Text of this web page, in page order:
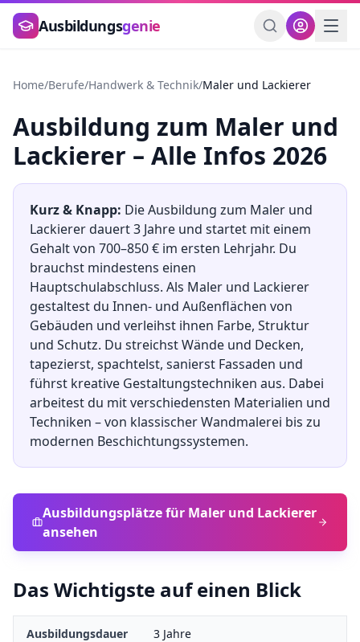
Zum Hauptinhalt springen
Ausbildungsgenie
Home/Berufe/Handwerk & Technik/Maler und Lackierer
Ausbildung zum Maler und
Lackierer – Alle Infos 2026
Kurz & Knapp: Die Ausbildung zum Maler und
Lackiererdauert3 Jahre und startet mit einem
Gehalt von 700–850€ im ersten Lehrjahr. Du
brauchst mindestens einen
Hauptschulabschluss. Als Maler und Lackierer
gestaltest du Innen- und Außenflächen von
Gebäuden und verleihst ihnen Farbe, Struktur
und Schutz. Du streichst Wände und Decken,
tapezierst, spachtelst, sanierst Fassaden und
führst kreative Gestaltungstechniken aus. Dabei
arbeitest du mit verschiedensten Materialien und
Techniken – von klassischer Wandmalerei bis zu
modernen Beschichtungssystemen.
Ausbildungsplätze für Maler und Lackierer
ansehen
Das Wichtigste auf einen Blick
Ausbildungsdauer 3 Jahre